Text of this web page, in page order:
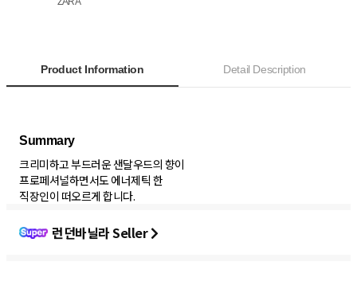
Product Information Detail Description
Summary
크리미하고 부드러운 샌달우드의 향이
프로페셔널하면서도 에너제틱 한
직장인이 떠오르게 합니다.
런던바닐라 Seller